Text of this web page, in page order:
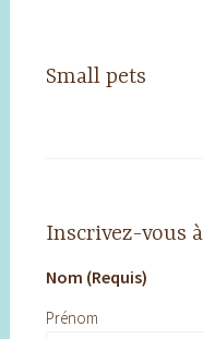
Small pets
Inscrivez-vous
Nom (Requis)
Prénom